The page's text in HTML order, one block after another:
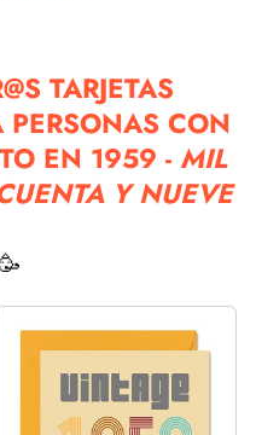
TARJETAS
PERSONAS CON
EN 1959 - MIL
Y NUEVE